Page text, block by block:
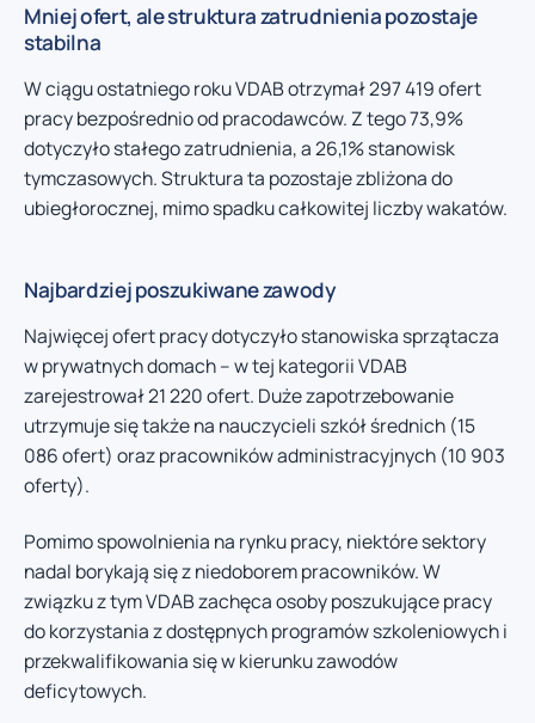
Mniej ofert, ale struktura zatrudnienia pozostaje
stabilna
W ciągu ostatniego roku VDAB otrzymał 297 419 ofert
pracy bezpośrednio od pracodawców. Z tego 73,9%
dotyczyło stałego zatrudnienia, a 26,1% stanowisk
tymczasowych. Struktura ta pozostaje zbliżona do
ubiegłorocznej, mimo spadku całkowitej liczby wakatów.
Najbardziej poszukiwane zawody
Najwięcej ofert pracy dotyczyło stanowiska sprzątacza
w prywatnych domach – w tej kategorii VDAB
zarejestrował 21 220 ofert. Duże zapotrzebowanie
utrzymuje się także na nauczycieli szkół średnich (15
086 ofert) oraz pracowników administracyjnych (10 903
oferty).
Pomimo spowolnienia na rynku pracy, niektóre sektory
nadal borykają się z niedoborem pracowników. W
związku z tym VDAB zachęca osoby poszukujące pracy
do korzystania z dostępnych programów szkoleniowych i
przekwalifikowania się w kierunku zawodów
deficytowych.